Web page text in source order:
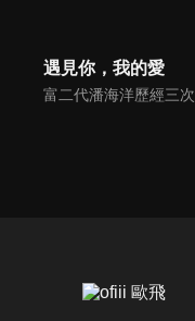
遇見你，我的愛